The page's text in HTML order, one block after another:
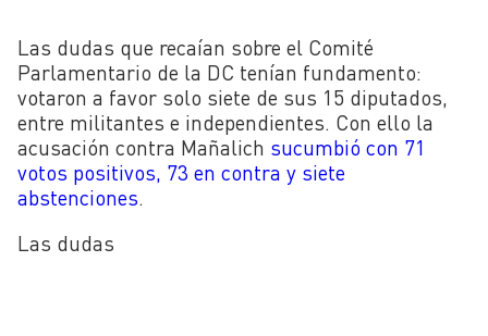
Las dudas que recaían sobre el Comité
Parlamentario de la DC tenían fundamento:
votaron a favor solo siete de sus 15 diputados,
entre militantes e independientes. Con ello la
acusación contra Mañalich sucumbió con 71
votos positivos, 73 en contra y siete
abstenciones.
Las dudas